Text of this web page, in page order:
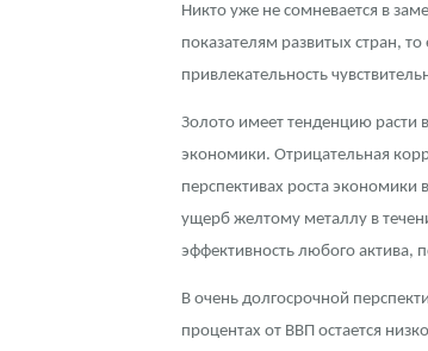
Никто уже не сомневается в
показателям развитых стран,
привлекательность
Золото имеет тенденцию расти
экономики. Отрицательная
перспективах роста экономики
ущерб желтому металлу в
эффективность любого актива,
В очень долгосрочной
процентах от ВВП остается